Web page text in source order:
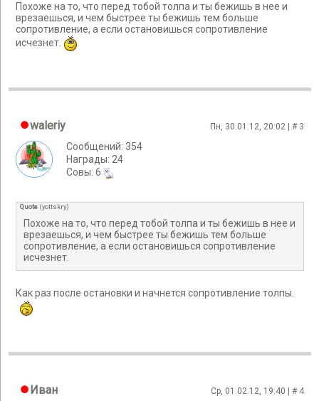
Похоже на то, что перед тобой толпа и ты бежишь в нее и
врезаешься, и чем быстрее ты бежишь тем больше
сопротивление, а если остановишься сопротивление
исчезнет.
waleriy Пн, 30.01.12, 20:02 | # 3
Сообщений: 354
Награды: 24
Cовы: 6
Quote (yottskry)
Похоже на то, что перед тобой толпа и ты бежишь в нее и
врезаешься, и чем быстрее ты бежишь тем больше
сопротивление, а если остановишься сопротивление
исчезнет.
Как раз после остановки и начнется сопротивление толпы.
Иван Ср, 01.02.12, 19:40 | # 4